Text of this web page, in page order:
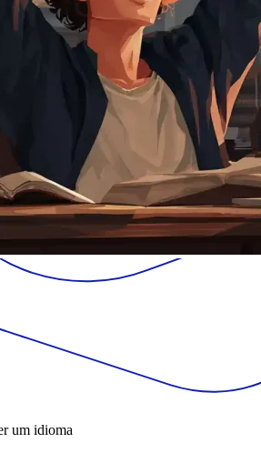
um idioma